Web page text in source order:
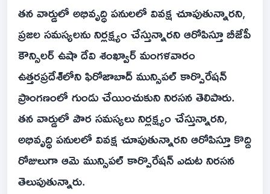
తన వార్డులో అభివృద్ధి పనులలో వివక్ష చూపుతున్నారని,
ప్రజల సమస్యలను నిర్లక్ష్యం చేస్తున్నారని ఆరోపిస్తూ బీజేపీ
కౌన్సిలర్ ఉషా దేవి శంఖ్వార్ మంగళవారం
ఉత్తరప్రదేశ్‌లోని ఫిరోజాబాద్ మున్సిపల్ కార్పొరేషన్
ప్రాంగణంలో గుండు చేయించుకుని నిరసన తెలిపారు.
తన వార్డులో పౌర సమస్యలు నిర్లక్ష్యం చేస్తున్నారని,
అభివృద్ధి పనులలో వివక్ష చూపుతున్నారని ఆరోపిస్తూ కొద్ది
రోజులుగా ఆమె మున్సిపల్ కార్పొరేషన్ ఎదుట నిరసన
తెలుపుతున్నారు.